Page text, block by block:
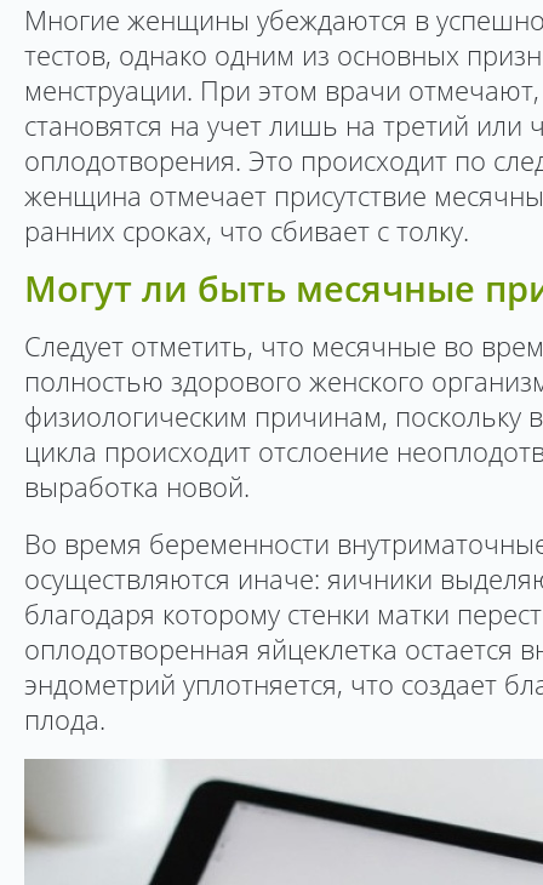
Многие женщины убеждаются в
тестов, однако одним из основных
менструации. При этом врачи
становятся на учет лишь на третий или
оплодотворения. Это происходит по
женщина отмечает присутствие
ранних сроках, что сбивает с толку.
Могут ли быть месячные
Следует отметить, что месячные во
полностью здорового женского
физиологическим причинам, поскольку
цикла происходит отслоение
выработка новой.
Во время беременности
осуществляются иначе: яичники
благодаря которому стенки матки
оплодотворенная яйцеклетка остается
эндометрий уплотняется, что создает
плода.